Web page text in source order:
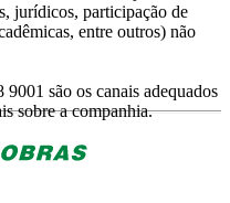
jurídicos, participação de
entre outros) não
são os canais adequados
sobre a companhia.